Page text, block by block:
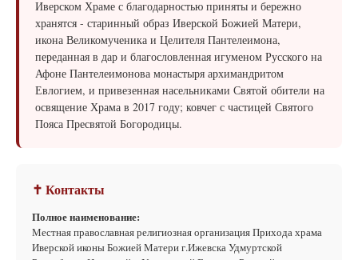
Иверском Храме с благодарностью приняты и бережно
хранятся - старинный образ Иверской Божией Матери,
икона Великомученика и Целителя Пантелеимона,
переданная в дар и благословленная игуменом Русского на
Афоне Пантелеимонова монастыря архимандритом
Евлогием, и привезенная насельниками Святой обители на
освящение Храма в 2017 году; ковчег с частицей Святого
Пояса Пресвятой Богородицы.
✝ Контакты
Полное наименование:
Местная православная религиозная организация Прихода храма
Иверской иконы Божией Матери г.Ижевска Удмуртской